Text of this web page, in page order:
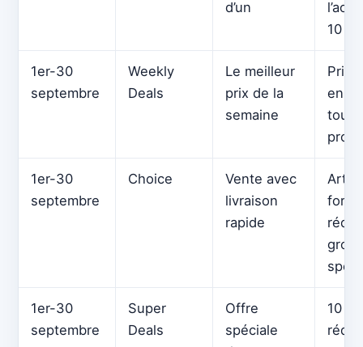
d’un
10
1er-30
septembre
Weekly
Deals
Le meilleur
prix de la
semaine
Prix
en
tous
1er-30
septembre
Choice
Vente avec
livraison
rapide
1er-30
septembre
Super
Deals
Offre
spéciale
10 %